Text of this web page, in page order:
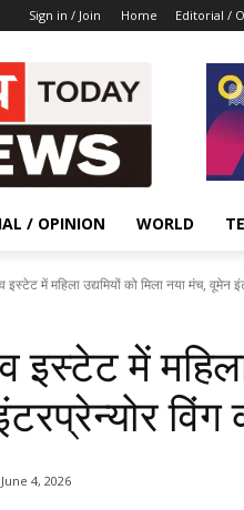
Sign in / Join Home Editorial /
/ OPINION WORLD
में महिला उद्यमियों को मिला नया मंच, वूमेन
में महिला
June 4, 2026